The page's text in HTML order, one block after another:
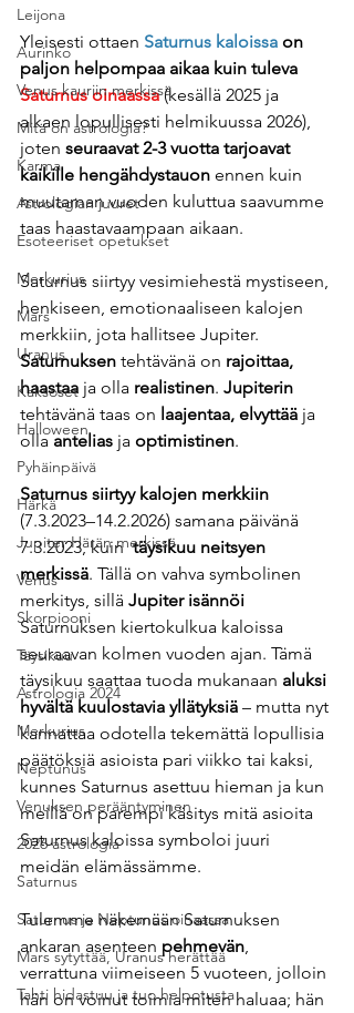
Leijona
Aurinko
Venus kauriin merkissä
Mitä on astrologia?
Karma
Astrologian juuret
Esoteeriset opetukset
Merkurius
Mars
Uranus
Kaksoset
Halloween
Pyhäinpäivä
Härkä
Jupiter Härän merkissä
Venus
Skorpiooni
Täysikuu
Astrologia 2024
Merkurius
Neptunus
Venuksen perääntyminen
2026 astrologia
Saturnus
Saturnus ja Neptunus oinaassa
Mars sytyttää, Uranus herättää
Tahti hidastuu ja tuo helpotusta
Yleisesti ottaen Saturnus kaloissa on
paljon helpompaa aikaa kuin tuleva
Saturnus oinaassa (kesällä 2025 ja
alkaen lopullisesti helmikuussa 2026),
joten seuraavat 2-3 vuotta tarjoavat
kaikille hengähdystauon ennen kuin
muutaman vuoden kuluttua saavumme
taas haastavaampaan aikaan.
Saturnus siirtyy vesimiehestä mystiseen,
henkiseen, emotionaaliseen kalojen
merkkiin, jota hallitsee Jupiter.
Saturnuksen tehtävänä on rajoittaa,
haastaa ja olla realistinen. Jupiterin
tehtävänä taas on laajentaa, elvyttää ja
olla antelias ja optimistinen.
Saturnus siirtyy kalojen merkkiin
(7.3.2023–14.2.2026) samana päivänä
7.3.2023, kuin täysikuu neitsyen
merkissä. Tällä on vahva symbolinen
merkitys, sillä Jupiter isännöi
Saturnuksen kiertokulkua kaloissa
seuraavan kolmen vuoden ajan. Tämä
täysikuu saattaa tuoda mukanaan aluksi
hyvältä kuulostavia yllätyksiä – mutta nyt
kannattaa odotella tekemättä lopullisia
päätöksiä asioista pari viikko tai kaksi,
kunnes Saturnus asettuu hieman ja kun
meillä on parempi käsitys mitä asioita
Saturnus kaloissa symboloi juuri
meidän elämässämme.
Tulemme näkemään Saturnuksen
ankaran asenteen pehmevän,
verrattuna viimeiseen 5 vuoteen, jolloin
hän on voinut toimia miten haluaa; hän